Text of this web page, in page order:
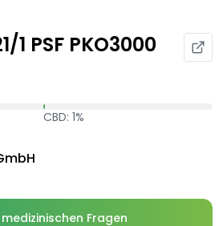
1 PSF PKO3000
CBD: 1%
Fragen